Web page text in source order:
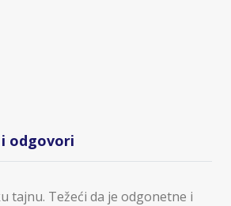
odgovori
tajnu. Težeći da je odgonetne i